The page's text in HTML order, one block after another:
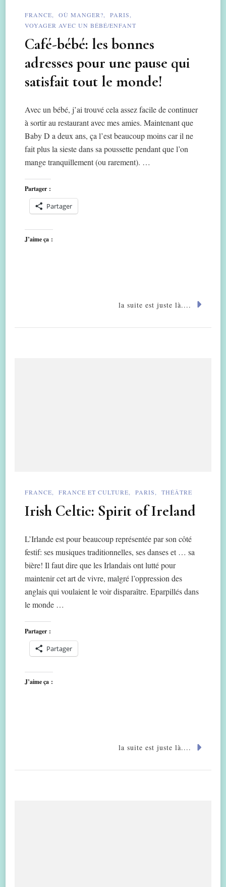
FRANCE OÙ MANGER?
PARIS
VOYAGER AVEC UN BÉBÉ/ENFANT
Café-bébé: les bonnes
adresses pour une pause qui
satisfait tout le monde!
Avec un bébé, j’ai trouvé cela assez facile de continuer
à sortir au restaurant avec mes amies. Maintenant que
Baby D a deux ans, ça l’est beaucoup moins car il ne
fait plus la sieste dans sa poussette pendant que l’on
mange tranquillement (ou rarement). …
Partager :
Partager
J’aime ça :
la suite est juste là....
FRANCE FRANCE ET CULTURE PARIS THÉÂTRE
Irish Celtic: Spirit of Ireland
L’Irlande est pour beaucoup représentée par son côté
festif: ses musiques traditionnelles, ses danses et … sa
bière! Il faut dire que les Irlandais ont lutté pour
maintenir cet art de vivre, malgré l’oppression des
anglais qui voulaient le voir disparaître. Eparpillés dans
le monde …
Partager :
Partager
J’aime ça :
la suite est juste là....